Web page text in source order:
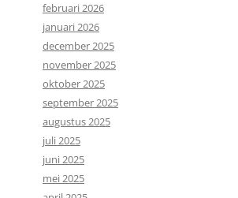
februari 2026
januari 2026
december 2025
november 2025
oktober 2025
september 2025
augustus 2025
juli 2025
juni 2025
mei 2025